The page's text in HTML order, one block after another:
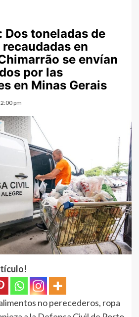
Dos toneladas de
en
se envían
por las
en Minas Gerais
pm
no perecederos, ropa